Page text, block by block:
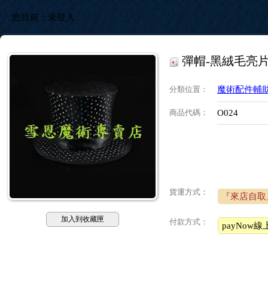
您目前： 未登入
加入到收藏匣
彈帽-黑絨毛亮
分類位置 ： 魔術配件輔
商品代碼 ： O024
貨運方式： 『來店自
付款方式： payNow線